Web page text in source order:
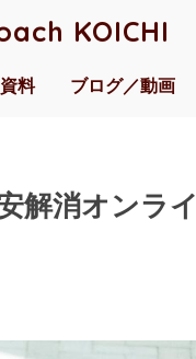
KOICHI
料 ブログ／動画
解消オンライ